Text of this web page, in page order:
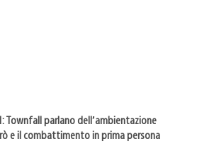
Townfall parlano dell’ambientazione
e il combattimento in prima persona